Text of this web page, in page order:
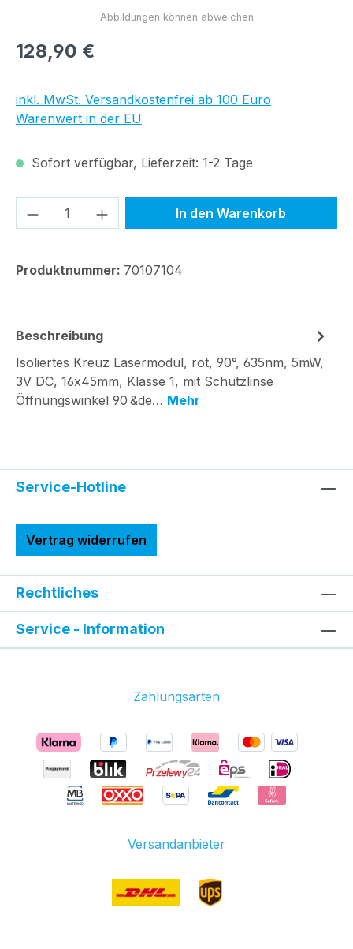
Regulärer Preis:
128,90 €
inkl. MwSt. Versandkostenfrei ab 100 Euro
Warenwert in der EU
Sofort verfügbar, Lieferzeit: 1-2 Tage
Produkt Anzahl: Gib denIn den Warenkorb
Produktnummer: 70107104
Beschreibung
Isoliertes Kreuz Lasermodul, rot, 90°, 635nm, 5mW,
3V DC, 16x45mm, Klasse 1, mit Schutzlinse
Öffnungswinkel 90 &de… Mehr
Service-Hotline
Vertrag widerrufen
Rechtliches
Service - Information
Zahlungsarten
Versandanbieter